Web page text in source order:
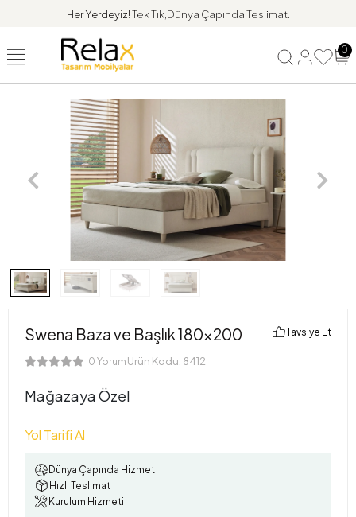
Her Yerdeyiz!Tek Tık,Dünya Çapında Teslimat.
0
Swena Baza ve Başlık 180x200
0 Yorum Ürün Kodu: 8412
Tavsiye Et
Mağazaya Özel
Yol Tarifi Al
Dünya Çapında Hizmet
Hızlı Teslimat
Kurulum Hizmeti